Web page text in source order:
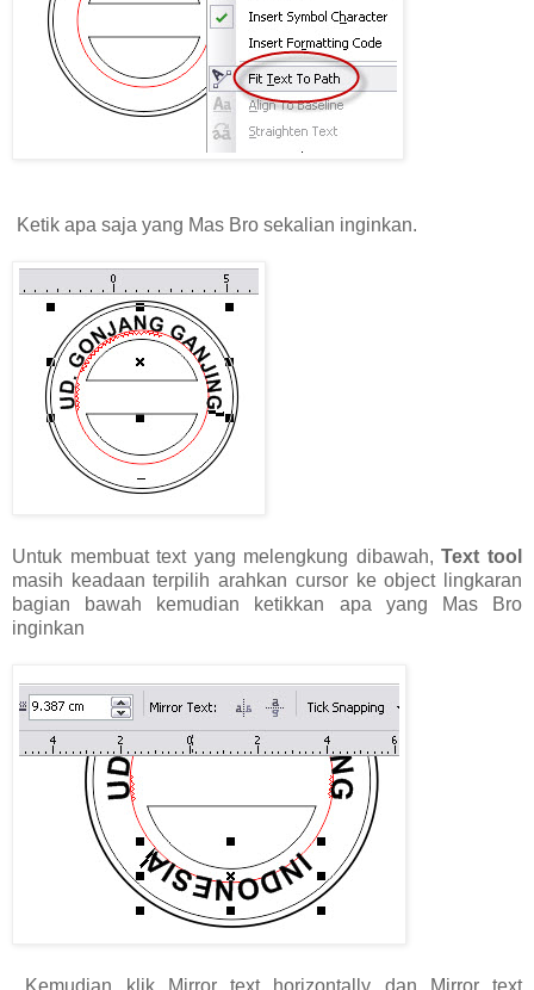
Ketik apa saja yang Mas Bro sekalian inginkan.
Untuk membuat text yang melengkung dibawah,Text tool
masih keadaan terpilih arahkan cursor ke object lingkaran
bagian bawah kemudian ketikkan apa yang Mas Bro
inginkan
Kemudian klik Mirror text horizontally dan Mirror text